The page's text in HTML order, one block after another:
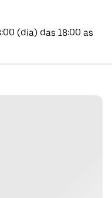
(dia) das 18:00 as